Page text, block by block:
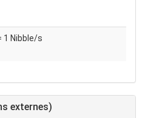
1 Nibble/s
externes)